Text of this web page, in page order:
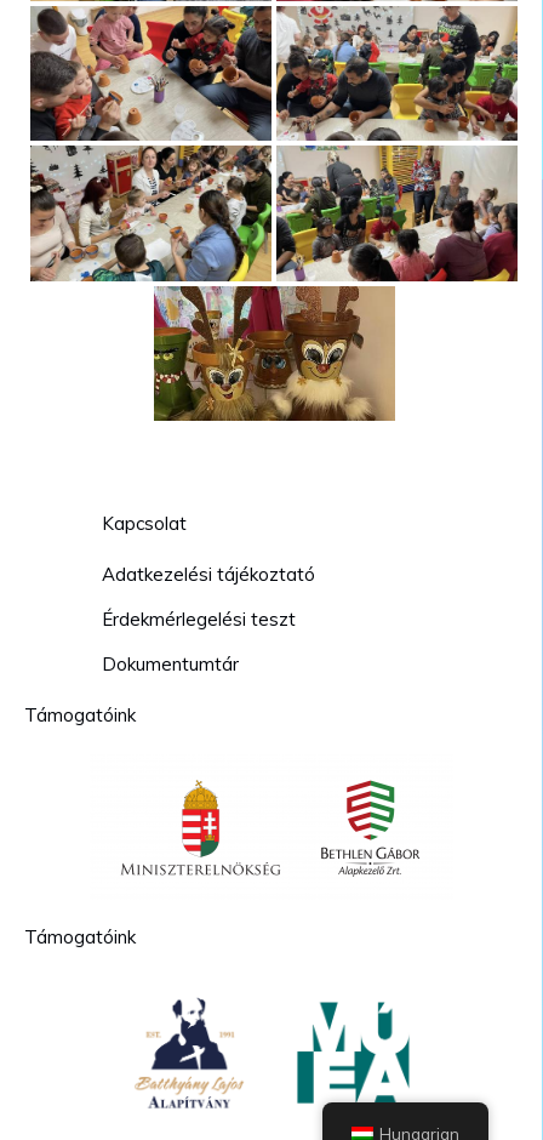
Kapcsolat
Adatkezelési tájékoztató
Érdekmérlegelési teszt
Dokumentumtár
Támogatóink
Támogatóink
Hungarian